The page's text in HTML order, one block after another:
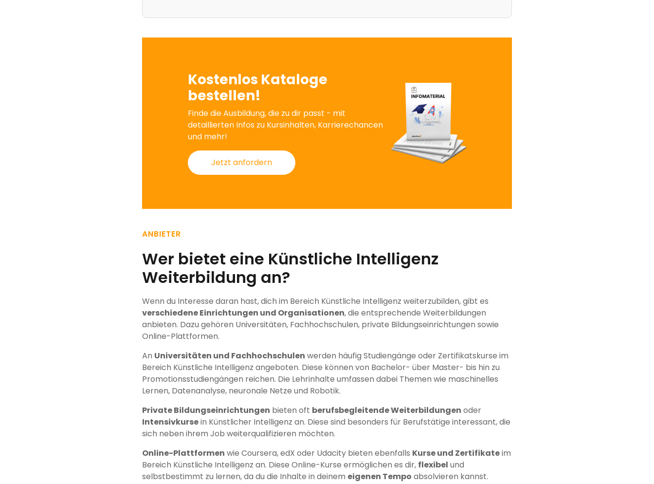
Kostenlos Kataloge
bestellen!
Finde die Ausbildung, die zu dir passt - mit
detaillierten Infos zu Kursinhalten, Karrierechancen
und mehr!
Jetzt anfordern
ANBIETER
Wer bietet eine Künstliche Intelligenz
Weiterbildung an?
Wenn du Interesse daran hast, dich im Bereich Künstliche Intelligenz weiterzubilden, gibt es
verschiedene Einrichtungen und Organisationen, die entsprechende Weiterbildungen
anbieten. Dazu gehören Universitäten, Fachhochschulen, private Bildungseinrichtungen sowie
Online-Plattformen.
An Universitäten und Fachhochschulen werden häufig Studiengänge oder Zertifikatskurse im
Bereich Künstliche Intelligenz angeboten. Diese können von Bachelor- über Master- bis hin zu
Promotionsstudiengängen reichen. Die Lehrinhalte umfassen dabei Themen wie maschinelles
Lernen, Datenanalyse, neuronale Netze und Robotik.
Private Bildungseinrichtungen bieten oft berufsbegleitende Weiterbildungen oder
Intensivkursein Künstlicher Intelligenz an. Diese sind besonders für Berufstätige interessant, die
sich neben ihrem Job weiterqualifizieren möchten.
Online-Plattformen wie Coursera, edX oder Udacity bieten ebenfalls Kurse und Zertifikateim
Bereich Künstliche Intelligenz an. Diese Online-Kurse ermöglichen es dir, flexibel und
selbstbestimmt zu lernen, da du die Inhalte in deinem eigenen Tempo absolvieren kannst.